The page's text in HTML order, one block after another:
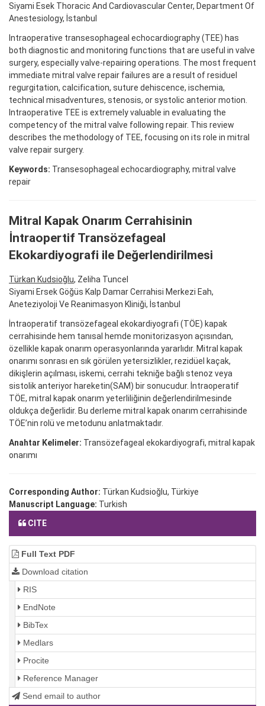
Siyami Esek Thoracic And Cardiovascular Center, Department Of
Anestesiology, İstanbul
Intraoperative transesophageal echocardiography (TEE) has
both diagnostic and monitoring functions that are useful in valve
surgery, especially valve-repairing operations. The most frequent
immediate mitral valve repair failures are a result of residuel
regurgitation, calcification, suture dehiscence, ischemia,
technical misadventures, stenosis, or systolic anterior motion.
Intraoperative TEE is extremely valuable in evaluating the
competency of the mitral valve following repair. This review
describes the methodology of TEE, focusing on its role in mitral
valve repair surgery.
Keywords: Transesophageal echocardiography, mitral valve
repair
Mitral Kapak Onarım Cerrahisinin
İntraopertif Transözefageal
Ekokardiyografi ile Değerlendirilmesi
Türkan Kudsioğlu, Zeliha Tuncel
Siyami Ersek Göğüs Kalp Damar Cerrahisi Merkezi Eah,
Aneteziyoloji Ve Reanimasyon Kliniği, İstanbul
İntraoperatif transözefageal ekokardiyografi (TÖE) kapak
cerrahisinde hem tanısal hemde monitorizasyon açısından,
özellikle kapak onarım operasyonlarında yararlıdır. Mitral kapak
onarımı sonrası en sık görülen yetersizlikler, rezidüel kaçak,
dikişlerin açılması, iskemi, cerrahi tekniğe bağlı stenoz veya
sistolik anteriyor hareketin(SAM) bir sonucudur. İntraoperatif
TÖE, mitral kapak onarım yeterliliğinin değerlendirilmesinde
oldukça değerlidir. Bu derleme mitral kapak onarım cerrahisinde
TÖE’nin rolü ve metodunu anlatmaktadır.
Anahtar Kelimeler: Transözefageal ekokardiyografi, mitral kapak
onarımı
Corresponding Author: Türkan Kudsioğlu, Türkiye
Manuscript Language: Turkish
CITE
Full Text PDF
Download citation
RIS
EndNote
BibTex
Medlars
Procite
Reference Manager
Send email to author